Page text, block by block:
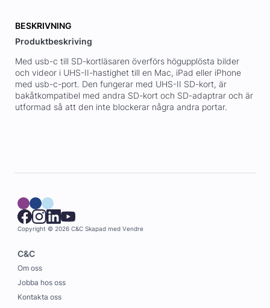
BESKRIVNING
Produktbeskriving
Med usb-c till SD-kortläsaren överförs högupplösta bilder
och videor i UHS-II-hastighet till en Mac, iPad eller iPhone
med usb-c-port. Den fungerar med UHS-II SD-kort, är
bakåtkompatibel med andra SD-kort och SD-adaptrar och är
utformad så att den inte blockerar några andra portar.
Copyright © 2026 C&C Skapad med Vendre
C&C
Om oss
Jobba hos oss
Kontakta oss